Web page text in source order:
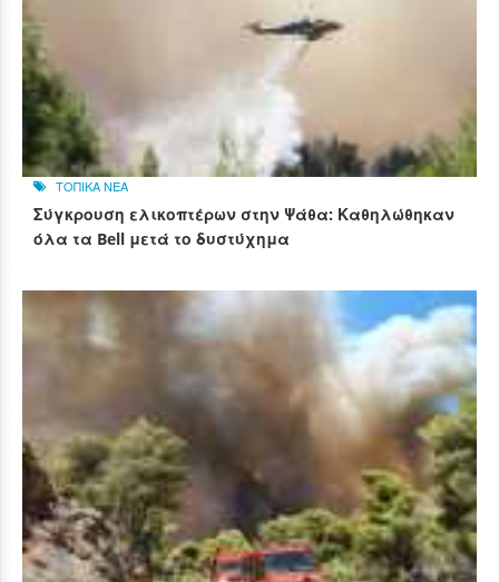
ΤΟΠΙΚΑ ΝΕΑ
Σύγκρουση ελικοπτέρων στην Ψάθα: Καθηλώθηκαν
όλα τα Bell μετά το δυστύχημα